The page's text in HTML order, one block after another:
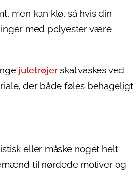
men kan klø, så hvis din
med polyester være
juletrøjer skal vaskes ved
der både føles behageligt
eller måske noget helt
til nørdede motiver og